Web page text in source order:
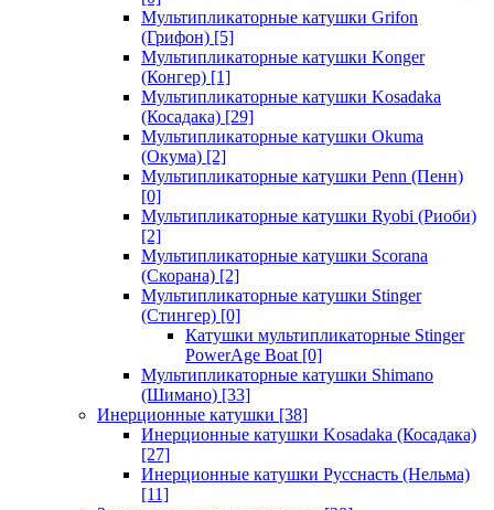
Мультипликаторные катушки Grifon
(Грифон) [5]
Мультипликаторные катушки Konger
(Конгер) [1]
Мультипликаторные катушки Kosadaka
(Косадака) [29]
Мультипликаторные катушки Okuma
(Окума) [2]
Мультипликаторные катушки Penn (Пенн)
[0]
Мультипликаторные катушки Ryobi (Риоби)
[2]
Мультипликаторные катушки Scorana
(Скорана) [2]
Мультипликаторные катушки Stinger
(Стингер) [0]
Катушки мультипликаторные Stinger
PowerAge Boat [0]
Мультипликаторные катушки Shimano
(Шимано) [33]
Инерционные катушки [38]
Инерционные катушки Kosadaka (Косадака)
[27]
Инерционные катушки Русснасть (Нельма)
[11]